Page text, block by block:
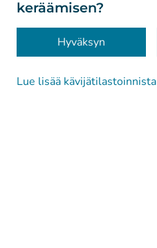
keräämisen?
Hyväksyn
Lue lisää kävijätilastoinnista
Saavutettavuus
Evästeet